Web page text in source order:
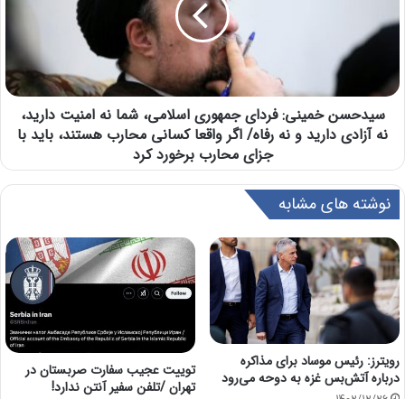
سیدحسن خمینی: فردای جمهوری اسلامی، شما نه امنیت دارید،
نه آزادی دارید و نه رفاه/ اگر واقعا کسانی محارب هستند، باید با
جزای محارب برخورد کرد
نوشته های مشابه
رویترز: رئیس موساد برای مذاکره
درباره آتش‌بس غزه به دوحه می‌رود
توییت عجیب سفارت صربستان در
تهران /تلفن سفیر آنتن ندارد!